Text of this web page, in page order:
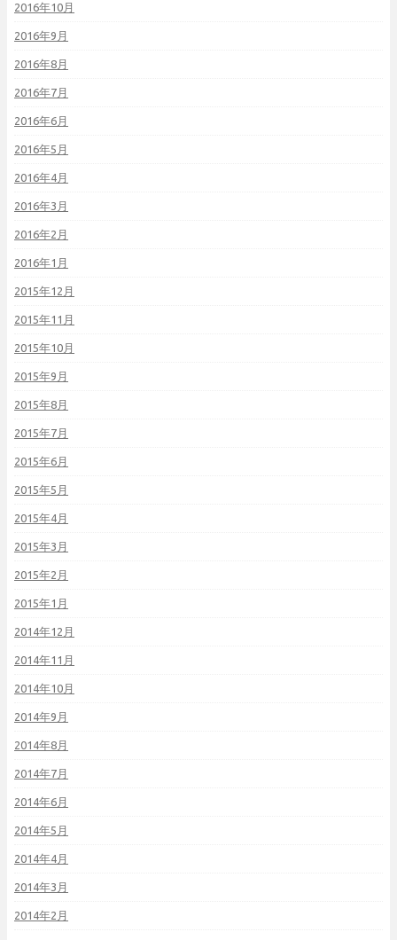
2016年10月
2016年9月
2016年8月
2016年7月
2016年6月
2016年5月
2016年4月
2016年3月
2016年2月
2016年1月
2015年12月
2015年11月
2015年10月
2015年9月
2015年8月
2015年7月
2015年6月
2015年5月
2015年4月
2015年3月
2015年2月
2015年1月
2014年12月
2014年11月
2014年10月
2014年9月
2014年8月
2014年7月
2014年6月
2014年5月
2014年4月
2014年3月
2014年2月